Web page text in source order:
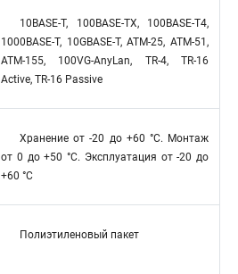
10BASE-T, 100BASE-TX, 100BASE-T4,
1000BASE-T, 10GBASE-T, ATM-25, ATM-51,
ATM-155, 100VG-AnyLan, TR-4, TR-16
Active, TR-16 Passive
Хранение от -20 до +60 °C. Монтаж
от 0 до +50 °C. Эксплуатация от -20 до
+60 °C
Полиэтиленовый пакет